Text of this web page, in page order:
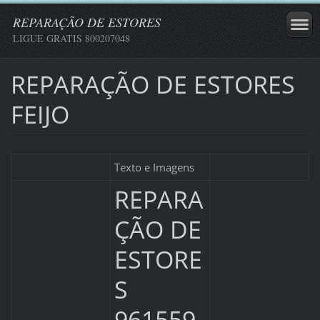
REPARAÇÃO DE ESTORES
LIGUE GRATIS 800207048
REPARAÇÃO DE ESTORES
FEIJO
Texto e Imagens
REPARA
ÇÃO DE
ESTORE
S